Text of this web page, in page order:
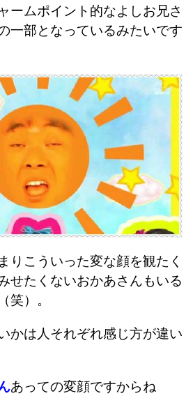
ームポイント的なよしお兄さ
一部となっているみたいです
りこういった変な顔を観たく
せたくないおかあさんもいる
笑）。
かは人それぞれ感じ方が違い
あっての変顔ですからね